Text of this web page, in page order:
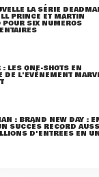
LA SÉRIE
PRINCE ET MARTIN
POUR SIX NUMÉROS
: LES ONE-SHOTS EN
DE L'ÉVÈNEMENT
: BRAND NEW DAY :
SUCCÈS RECORD
D'ENTRÉES EN